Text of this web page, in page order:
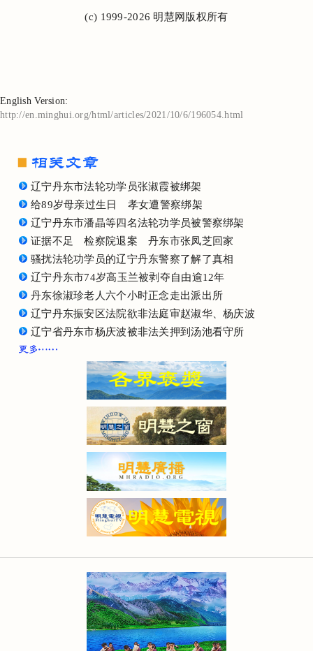
(c) 1999-2026 明慧网版权所有
English Version:
http://en.minghui.org/html/articles/2021/10/6/196054.html
辽宁丹东市法轮功学员张淑霞被绑架
给89岁母亲过生日 孝女遭警察绑架
辽宁丹东市潘晶等四名法轮功学员被警察绑架
证据不足 检察院退案 丹东市张凤芝回家
骚扰法轮功学员的辽宁丹东警察了解了真相
辽宁丹东市74岁高玉兰被剥夺自由逾12年
丹东徐淑珍老人六个小时正念走出派出所
辽宁丹东振安区法院欲非法庭审赵淑华、杨庆波
辽宁省丹东市杨庆波被非法关押到汤池看守所